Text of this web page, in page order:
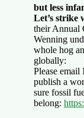
but less
Let’s strike
their Annual
Wenning
whole hog
globally:
Please email
publish a
sure fossil
belong: